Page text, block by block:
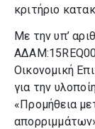
κριτήριο
Με την υπ’
Οικονομική
για την
«Προμήθεια